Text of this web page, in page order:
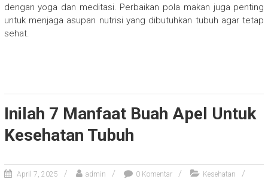
dengan yoga dan meditasi. Perbaikan pola makan juga penting
untuk menjaga asupan nutrisi yang dibutuhkan tubuh agar tetap
sehat.
Inilah 7 Manfaat Buah Apel Untuk
Kesehatan Tubuh
April 7, 2025 admin 0 Komentar Kesehatan